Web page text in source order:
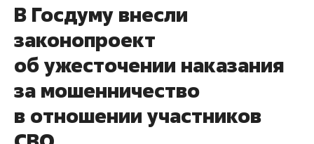
В Госдуму внесли
законопроект
об ужесточении наказания
за мошенничество
в отношении участников